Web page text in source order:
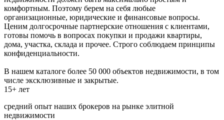
комфортным. Поэтому берем на себя любые
организационные, юридические и финансовые вопросы.
Ценим долгосрочные партнерские отношения с клиентами,
готовы помочь в вопросах покупки и продажи квартиры,
дома, участка, склада и прочее. Строго соблюдаем принципы
конфиденциальности.
В нашем каталоге более 50 000 объектов недвижимости, в том
числе эксклюзивные и закрытые.
15+ лет
средний опыт наших брокеров на рынке элитной
недвижимости